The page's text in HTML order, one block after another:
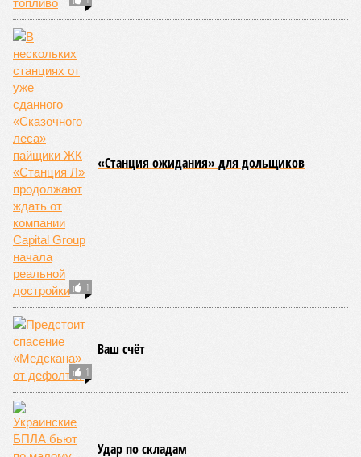
13:32
Спасатель рассказала о плане действий на случай,
если кто-то заблудился в лесу
Новости smi2.ru
ЕЩЕ ИЗ РАЗДЕЛА «ВЛАСТЬ»
«народных троп»